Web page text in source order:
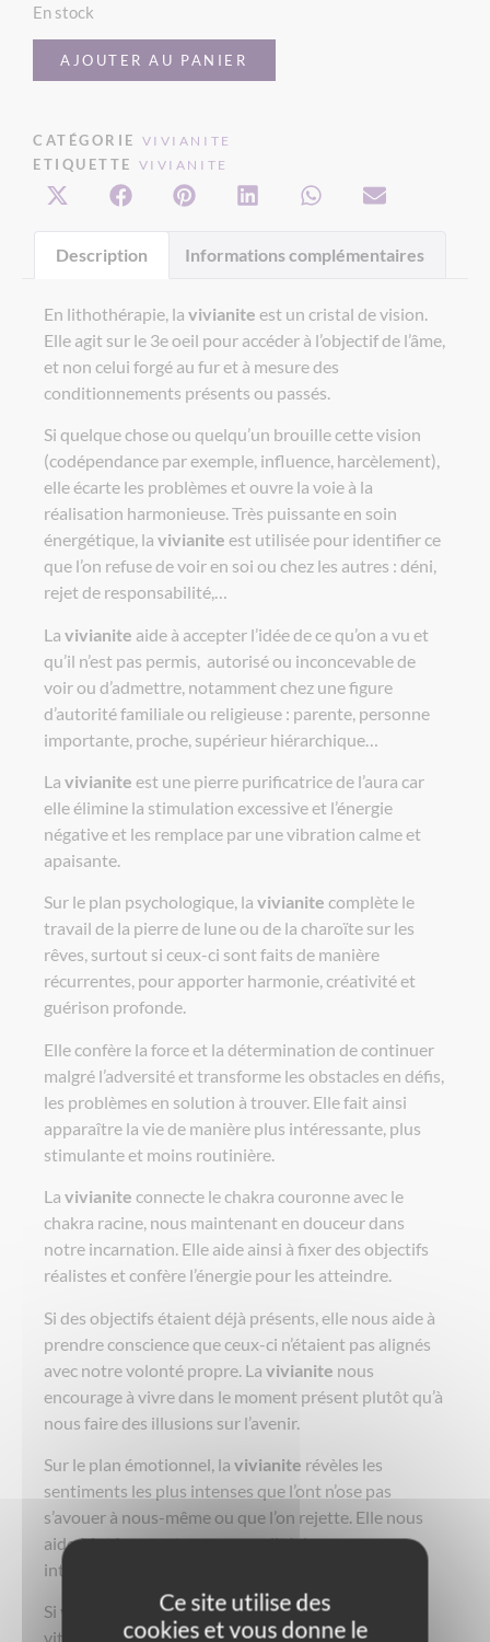
En stock
AJOUTER AU PANIER
CATÉGORIE VIVIANITE
ETIQUETTE VIVIANITE
Description Informations complémentaires
En lithothérapie, la vivianite est un cristal de vision.
Elle agit sur le 3e oeil pour accéder à l’objectif de l’âme,
et non celui forgé au fur et à mesure des
conditionnements présents ou passés.
Si quelque chose ou quelqu’un brouille cette vision
(codépendance par exemple, influence, harcèlement),
elle écarte les problèmes et ouvre la voie à la
réalisation harmonieuse. Très puissante en soin
énergétique, la vivianite est utilisée pour identifier ce
que l’on refuse de voir en soi ou chez les autres : déni,
rejet de responsabilité,…
La vivianite aide à accepter l’idée de ce qu’on a vu et
qu’il n’est pas permis, autorisé ou inconcevable de
voir ou d’admettre, notamment chez une figure
d’autorité familiale ou religieuse : parente, personne
importante, proche, supérieur hiérarchique…
La vivianite est une pierre purificatrice de l’aura car
elle élimine la stimulation excessive et l’énergie
négative et les remplace par une vibration calme et
apaisante.
Sur le plan psychologique, la vivianite complète le
travail de la pierre de lune ou de la charoïte sur les
rêves, surtout si ceux-ci sont faits de manière
récurrentes, pour apporter harmonie, créativité et
guérison profonde.
Elle confère la force et la détermination de continuer
malgré l’adversité et transforme les obstacles en défis,
les problèmes en solution à trouver. Elle fait ainsi
apparaître la vie de manière plus intéressante, plus
stimulante et moins routinière.
La vivianite connecte le chakra couronne avec le
chakra racine, nous maintenant en douceur dans
notre incarnation. Elle aide ainsi à fixer des objectifs
réalistes et confère l’énergie pour les atteindre.
Si des objectifs étaient déjà présents, elle nous aide à
prendre conscience que ceux-ci n’étaient pas alignés
avec notre volonté propre. La vivianite nous
encourage à vivre dans le moment présent plutôt qu’à
nous faire des illusions sur l’avenir.
Sur le plan émotionnel, la vivianite révèles les
sentiments les plus intenses que l’ont n’ose pas
s’avouer à nous-même ou que l’on rejette. Elle nous
aide à intégrer notre personnalité dans son
intégralité, avec notre part d’ombre.
Si vous êtes dans une relation, lavivianite
vitalité et stimulation.
Ce site utilise des
cookies et vous donne le